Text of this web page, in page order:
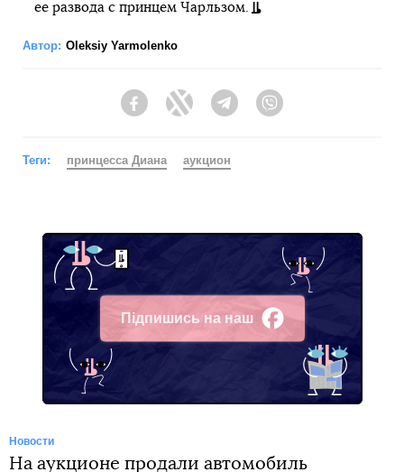
ее развода с принцем Чарльзом.
Автор: Oleksiy Yarmolenko
FacebookTwitter Telegram
Теги: принцесса Диана аукцион
Підпишись на наш
Facebook
Новости
На аукционе продали автомобиль